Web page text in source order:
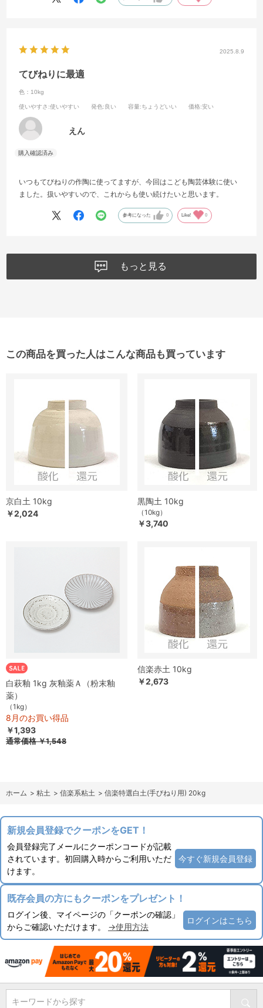
2025.8.9
てびねりに最適
色：10kg
使いやすさ :使いやすい 発色:良い 容量:ちょうどいい 価格:安い
えん
いつもてびねりの作陶に使ってますが、今回はこども陶芸体験に使い
ました。扱いやすいので、これからも使い続けたいと思います。
参考になった 0 Like! 0
もっと見る
この商品を買った人はこんな商品も買っています
京白土 10kg
￥2,024
黒陶土 10kg
（10kg）
￥3,740
白萩釉 1kg 灰釉薬Ａ（粉末釉
薬）
（1kg）
8月のお買い得品
￥1,393
通常価格￥1,548
信楽赤土 10kg
￥2,673
ホーム > 粘土 > 信楽系粘土 > 信楽特選白土(手びねり用) 20kg
新規会員登録でクーポンをGET！
会員登録完了メールにクーポンコードが記載
されています。初回購入時からご利用いただ
けます。
今すぐ新規会員登録
既存会員の方にもクーポンをプレゼント！
ログイン後、マイページの「クーポンの確認」
からご確認いただけます。 →使用方法
ログインはこちら
キーワードから探す